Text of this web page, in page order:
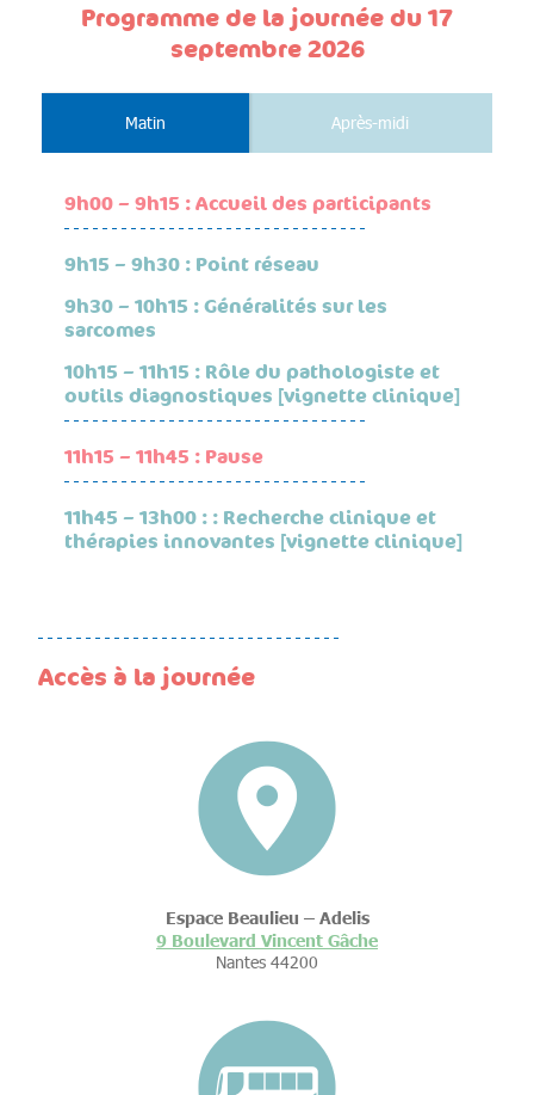
Programme de la journée du 17
septembre 2026
Matin Après-midi
9h00 – 9h15 : Accueil des participants
9h15 – 9h30 : Point réseau
9h30 – 10h15 : Généralités sur les
sarcomes
10h15 – 11h15 : Rôle du pathologiste et
outils diagnostiques [vignette clinique]
11h15 – 11h45 : Pause
11h45 – 13h00 : : Recherche clinique et
thérapies innovantes [vignette clinique]
Accès à la journée
Espace Beaulieu – Adelis
9 Boulevard Vincent Gâche
Nantes 44200